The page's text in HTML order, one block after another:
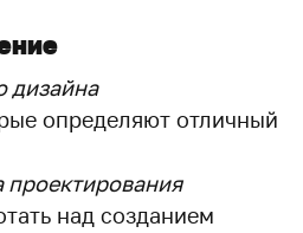
дизайна
определяют отличный
над созданием